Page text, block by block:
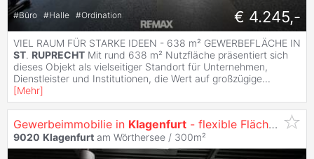
#Büro #Halle #Ordination € 4.245,-
VIEL RAUM FÜR STARKE IDEEN - 638 m² GEWERBEFLÄCHE IN
ST. RUPRECHT Mit rund 638 m² Nutzfläche präsentiert sich
dieses Objekt als vielseitiger Standort für Unternehmen,
Dienstleister und Institutionen, die Wert auf großzügige...
[Mehr]
Gewerbeimmobilie in Klagenfurt - flexible Fläche zwischen 200 m² - 300 m² individuell Nutzbar
9020 Klagenfurt am Wörthersee / 300m²